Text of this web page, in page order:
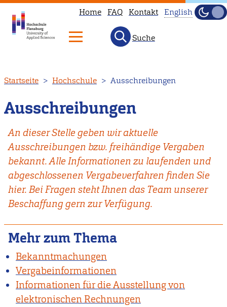
zum
Inhalt
Home FAQ Kontakt
Head
to
our
instead.
English
Hell
Suche
Startseite Hochschule Ausschreibungen
Ausschreibungen
An dieser Stelle geben wir aktuelle
Ausschreibungen bzw. freihändige Vergaben
bekannt. Alle Informationen zu laufenden und
abgeschlossenen Vergabeverfahren finden Sie
hier. Bei Fragen steht Ihnen das Team unserer
Beschaffung gern zur Verfügung.
Mehr zum Thema
Bekanntmachungen
Vergabeinformationen
Informationen für die Ausstellung von
elektronischen Rechnungen